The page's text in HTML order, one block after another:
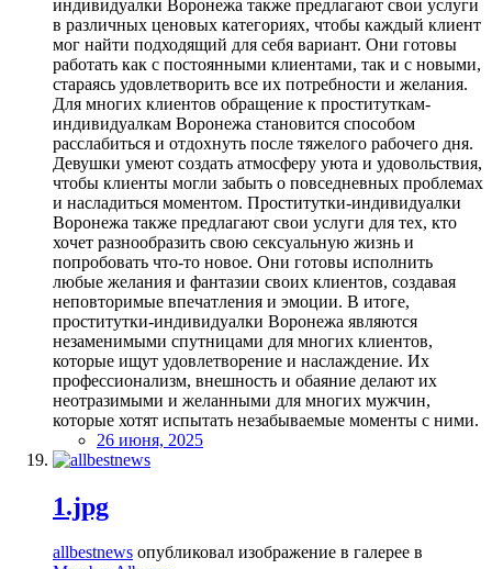
индивидуалки Воронежа также предлагают свои услуги
в различных ценовых категориях, чтобы каждый клиент
мог найти подходящий для себя вариант. Они готовы
работать как с постоянными клиентами, так и с новыми,
стараясь удовлетворить все их потребности и желания.
Для многих клиентов обращение к проституткам-
индивидуалкам Воронежа становится способом
расслабиться и отдохнуть после тяжелого рабочего дня.
Девушки умеют создать атмосферу уюта и удовольствия,
чтобы клиенты могли забыть о повседневных проблемах
и насладиться моментом. Проститутки-индивидуалки
Воронежа также предлагают свои услуги для тех, кто
хочет разнообразить свою сексуальную жизнь и
попробовать что-то новое. Они готовы исполнить
любые желания и фантазии своих клиентов, создавая
неповторимые впечатления и эмоции. В итоге,
проститутки-индивидуалки Воронежа являются
незаменимыми спутницами для многих клиентов,
которые ищут удовлетворение и наслаждение. Их
профессионализм, внешность и обаяние делают их
неотразимыми и желанными для многих мужчин,
которые хотят испытать незабываемые моменты с ними.
26 июня, 2025
1.jpg
allbestnews опубликовал изображение в галерее в